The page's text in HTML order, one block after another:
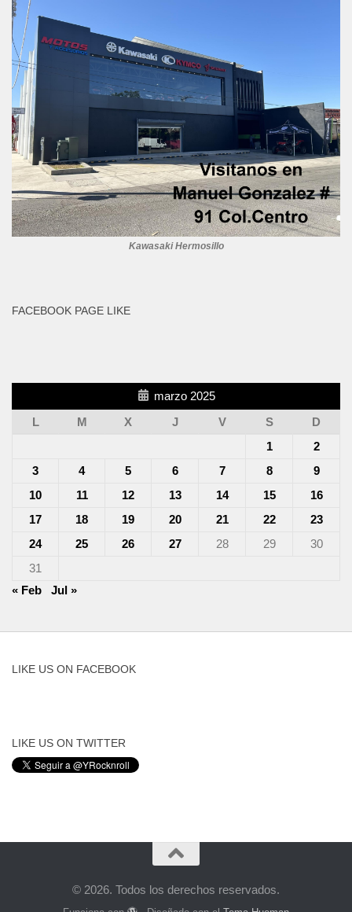
Kawasaki Hermosillo
FACEBOOK PAGE LIKE
marzo 2025
L
M X J V S
D
1
2
3
4 5 6 7 8
9
10
11 12 13 14 15
16
17
18 19 20 21 22
23
24
25 26 27 28 29
30
31
« Feb
Jul »
LIKE US ON FACEBOOK
LIKE US ON TWITTER
© 2026. Todos los derechos reservados.